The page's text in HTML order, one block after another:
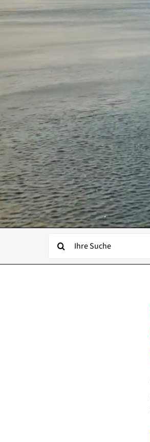
Suche